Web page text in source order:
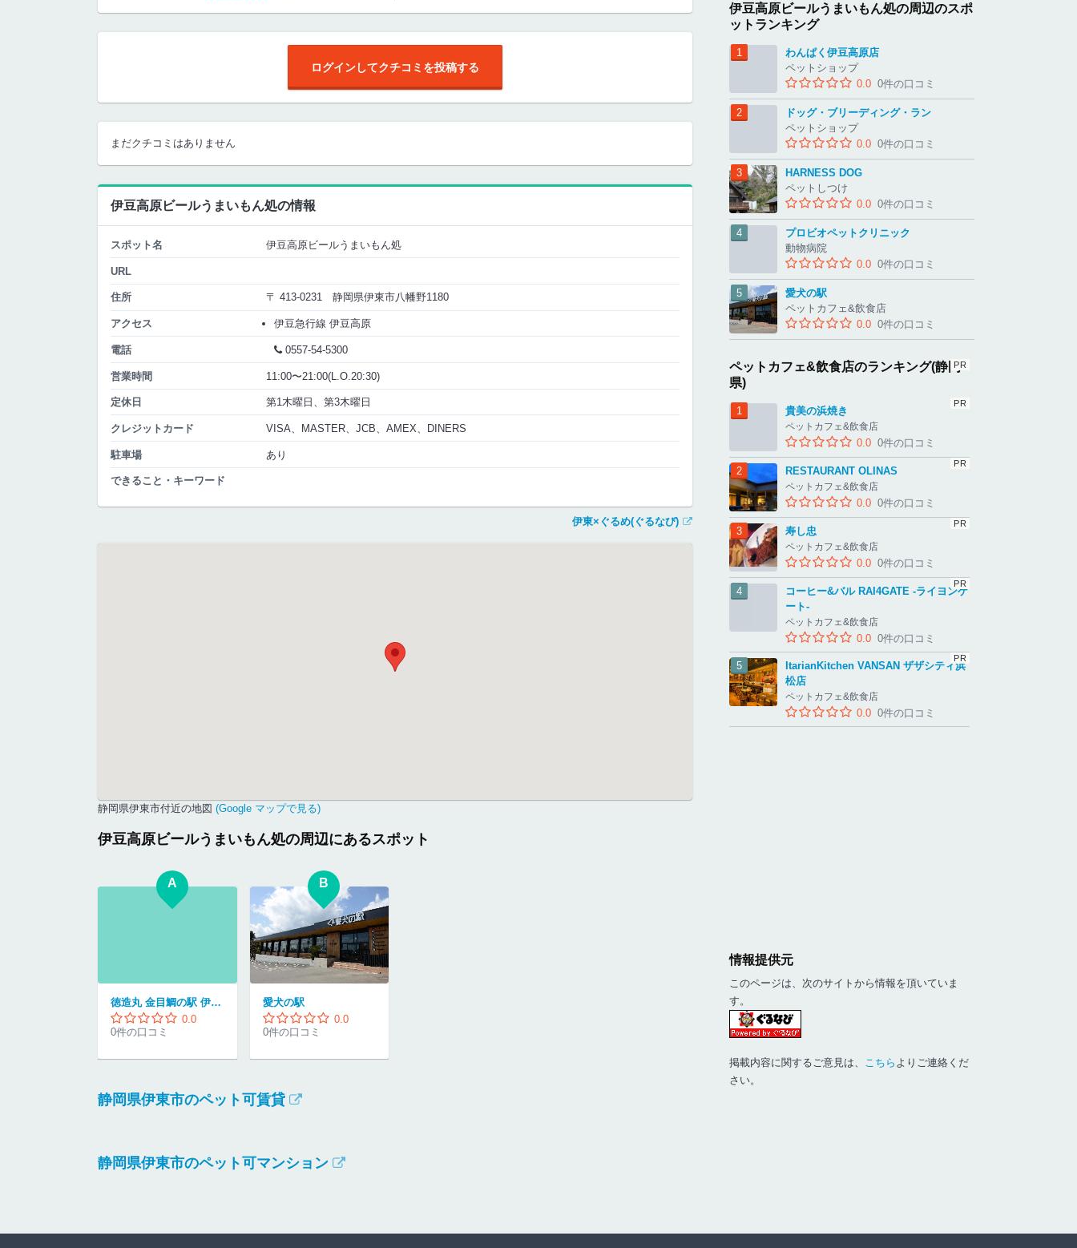
ログインしてクチコミを投稿する
まだクチコミはありません
伊豆高原ビールうまいもん処の情報
スポット名 伊豆高原ビールうまいもん処
URL
住所 〒 413-0231 静岡県伊東市八幡野1180
アクセス 伊豆急行線 伊豆高原
電話 0557-54-5300
営業時間 11:00〜21:00(L.O.20:30)
定休日 第1木曜日、第3木曜日
クレジットカード VISA、MASTER、JCB、AMEX、DINERS
駐車場 あり
できること・キーワード
伊東×ぐるめ(ぐるなび)
静岡県伊東市付近の地図 (Google マップで見る)
伊豆高原ビールうまいもん処の周辺にあるスポット
A
徳造丸 金目鯛の駅 伊豆高原
0.0
0件の口コミ
B
愛犬の駅
0.0
0件の口コミ
静岡県伊東市のペット可賃貸
静岡県伊東市のペット可マンション
伊豆高原ビールうまいもん処の周辺のスポ
ットランキング
わんぱく伊豆高原店
ペットショップ
0.0 0件の口コミ
ドッグ・ブリーディング・ラン
ペットショップ
0.0 0件の口コミ
HARNESS DOG
ペットしつけ
0.0 0件の口コミ
プロビオペットクリニック
動物病院
0.0 0件の口コミ
愛犬の駅
ペットカフェ&飲食店
0.0 0件の口コミ
ペットカフェ&飲食店のランキング(静岡
県)
貴美の浜焼き
ペットカフェ&飲食店
0.0 0件の口コミ
RESTAURANT OLINAS
ペットカフェ&飲食店
0.0 0件の口コミ
寿し忠
ペットカフェ&飲食店
0.0 0件の口コミ
コーヒー&バル RAI4GATE ‐ライヨンゲ
ート‐
ペットカフェ&飲食店
0.0 0件の口コミ
ItarianKitchen VANSAN ザザシティ浜
松店
ペットカフェ&飲食店
0.0 0件の口コミ
情報提供元
このページは、次のサイトから情報を頂いていま
す。
掲載内容に関するご意見は、 こちら よりご連絡くだ
さい。